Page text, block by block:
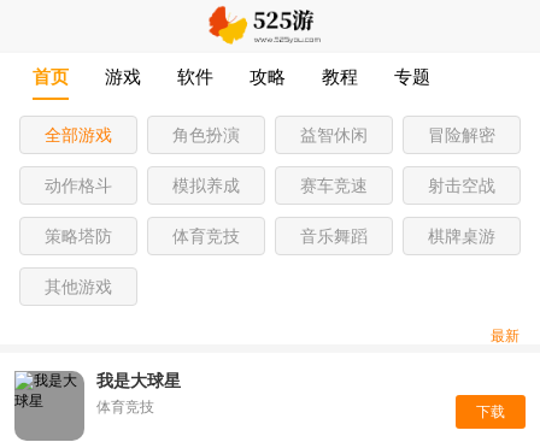
首页 游戏 软件 攻略 教程 专题
全部游戏 角色扮演 益智休闲 冒险解密
动作格斗 模拟养成 赛车竞速 射击空战
策略塔防 体育竞技 音乐舞蹈 棋牌桌游
其他游戏
最新
我是大球星
体育竞技 下载